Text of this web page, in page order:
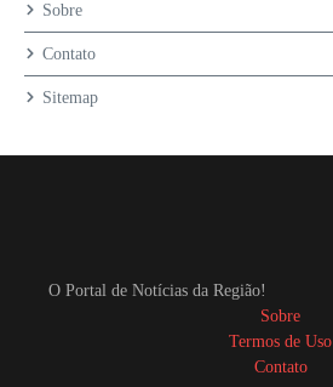
Sobre
Contato
Sitemap
O Portal de Notícias da Região!
Sobre
Termos de Uso
Contato